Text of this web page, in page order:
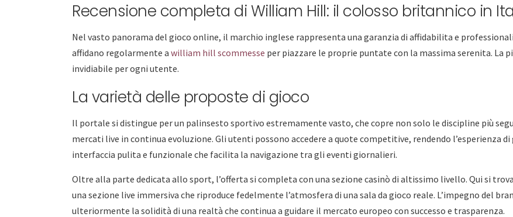
Recensione completa di William Hill: il colosso britannico in
Nel vasto panorama del gioco online, il marchio inglese rappresenta una garanzia di affidabilita e
affidano regolarmente a william hill scommesse per piazzare le proprie puntate con la massima serenita. La
invidiabile per ogni utente.
La varietà delle proposte di gioco
Il portale si distingue per un palinsesto sportivo estremamente vasto, che copre non solo le discipline più
mercati live in continua evoluzione. Gli utenti possono accedere a quote competitive, rendendo l’esperienza
interfaccia pulita e funzionale che facilita la navigazione tra gli eventi giornalieri.
Oltre alla parte dedicata allo sport, l’offerta si completa con una sezione casinò di altissimo livello. Qui si
una sezione live immersiva che riproduce fedelmente l’atmosfera di una sala da gioco reale. L’impegno del
ulteriormente la solidità di una realtà che continua a guidare il mercato europeo con successo e trasparenza.